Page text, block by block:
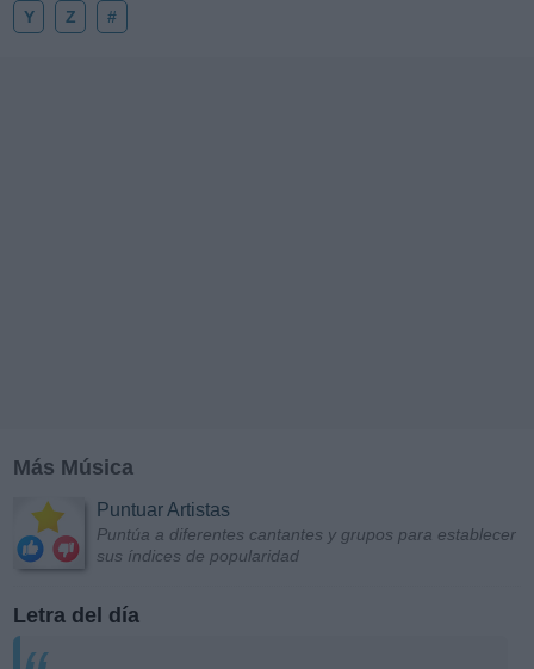
Y Z #
Más Música
Puntuar Artistas
Puntúa a diferentes cantantes y grupos para establecer
sus índices de popularidad
Letra del día